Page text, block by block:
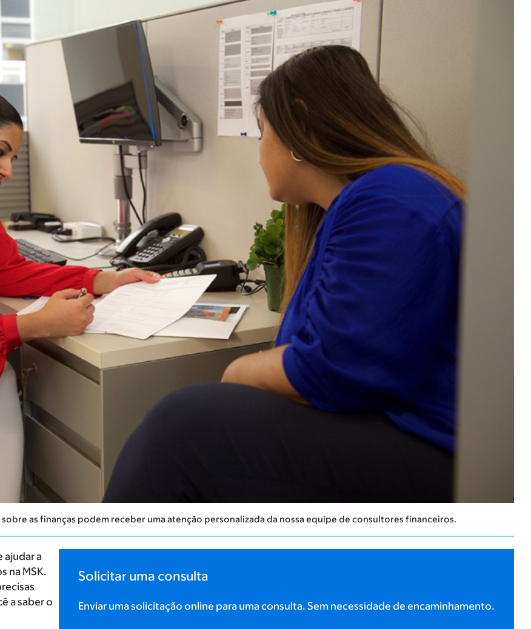
as finanças podem receber uma atenção personalizada da nossa equipe de consultores financeiros.
Solicitar uma consulta
Enviar uma solicitação online para uma consulta. Sem necessidade de encaminhamento.
ajudar a
na MSK.
a saber o